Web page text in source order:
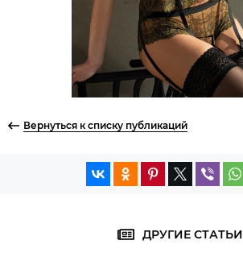
Вернуться к списку публикаций
ДРУГИЕ СТАТЬИ